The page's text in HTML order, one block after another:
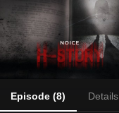
Episode (8) Details